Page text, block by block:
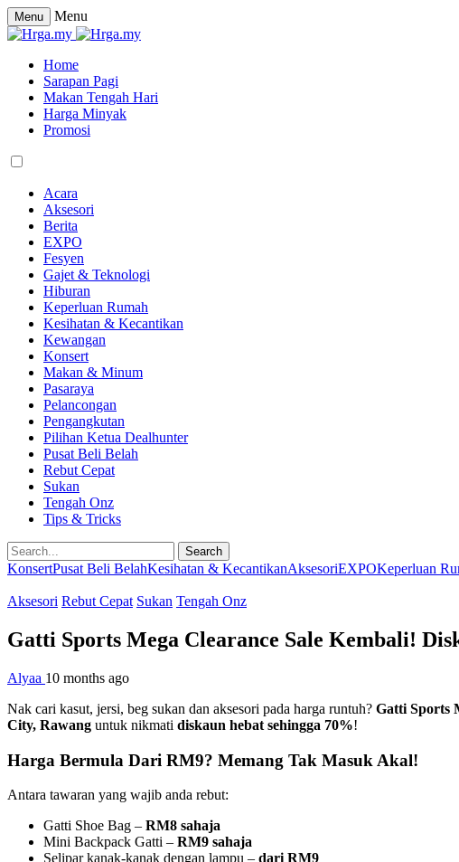
Menu Menu
Home
Sarapan Pagi
Makan Tengah Hari
Harga Minyak
Promosi
Acara
Aksesori
Berita
EXPO
Fesyen
Gajet & Teknologi
Hiburan
Keperluan Rumah
Kesihatan & Kecantikan
Kewangan
Konsert
Makan & Minum
Pasaraya
Pelancongan
Pengangkutan
Pilihan Ketua Dealhunter
Pusat Beli Belah
Rebut Cepat
Sukan
Tengah Onz
Tips & Tricks
Search
KonsertPusat Beli BelahKesihatan & KecantikanAksesoriEXPOKeperluan
Aksesori Rebut Cepat Sukan Tengah Onz
Gatti Sports Mega Clearance Sale Kembali!
Alyaa 10 months ago
Nak cari kasut, jersi, beg sukan dan aksesori pada harga runtuh? Gatti Sports
City, Rawang untuk nikmati diskaun hebat sehingga 70%!
Harga Bermula Dari RM9? Memang Tak Masuk Akal!
Antara tawaran yang wajib anda rebut:
Gatti Shoe Bag – RM8 sahaja
Mini Backpack Gatti – RM9 sahaja
Selipar kanak-kanak dengan lampu – dari RM9